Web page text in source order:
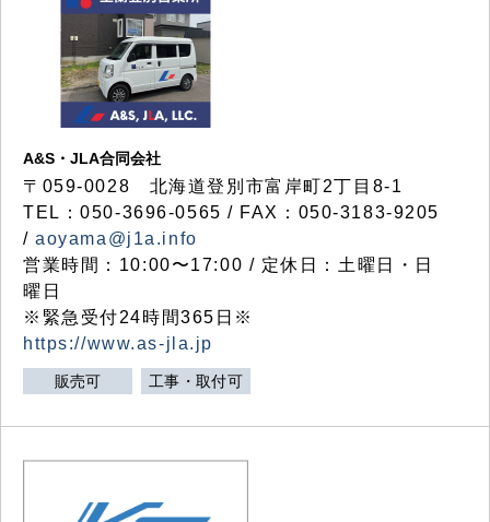
A&S・JLA合同会社
〒 059-0028 北海道登別市富岸町2丁目 8-1
TEL：050-3696-0565 / FAX：050-3183-9205
/aoyama@j1a.info
営業時間：10:00〜17:00 / 定休日：土曜日・日
曜日
※緊急受付24時間365日※
https://www.as-jla.jp
販売可 工事・取付可